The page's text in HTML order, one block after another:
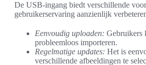
De USB-ingang biedt verschillende
gebruikerservaring aanzienlijk
Eenvoudig uploaden: Gebruikers
probleemloos importeren.
Regelmatige updates: Het is
verschillende afbeeldingen te